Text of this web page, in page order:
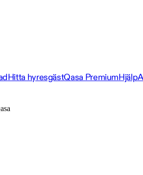
Hitta hyresgästQasa PremiumHjälp